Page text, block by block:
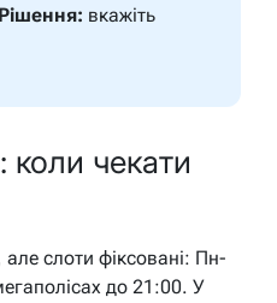
Рішення: вкажіть
коли чекати
слоти фіксовані: Пн-
до 21:00. У